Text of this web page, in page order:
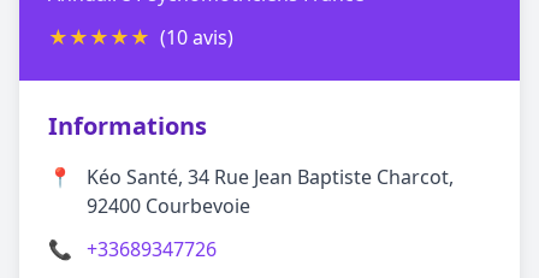
★★★★★ (10 avis)
Informations
📍
Kéo Santé, 34 Rue Jean Baptiste Charcot,
92400 Courbevoie
📞 +33689347726